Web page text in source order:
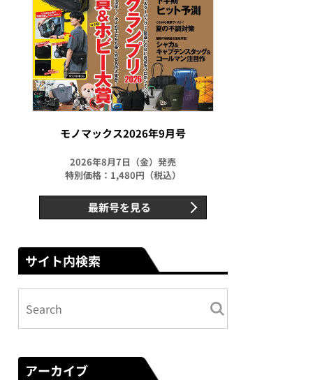
モノマックス2026年9月号
2026年8月7日（金）発売
特別価格：1,480円（税込）
最新号を見る
サイト内検索
アーカイブ